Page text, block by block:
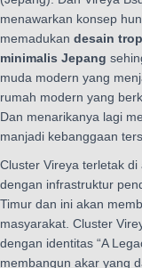
menawarkan konsep
memadukan desain
minimalis Jepang
muda modern yang
rumah modern yang
Dan menarikanya lagi
manjadi kebanggaan
Cluster Vireya terletak
dengan infrastruktur
Timur dan ini akan
masyarakat. Cluster
dengan identitas “A
membangun akar yang